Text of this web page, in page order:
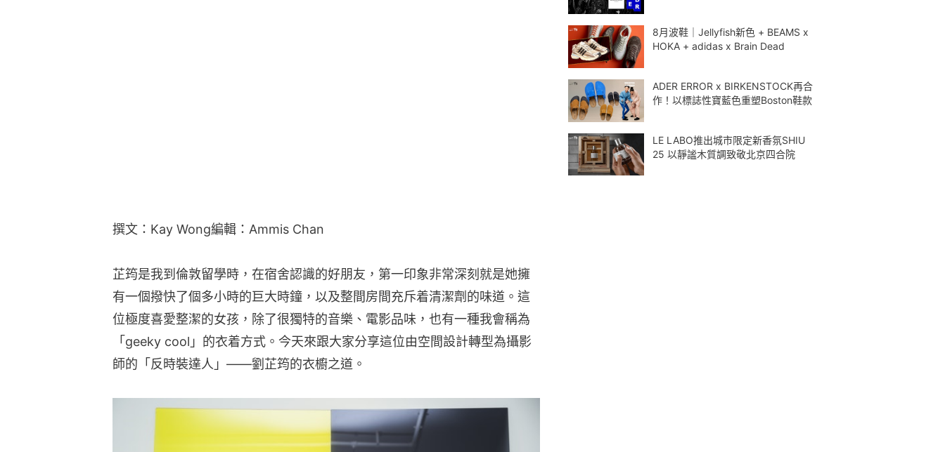
撰文：Kay Wong編輯：Ammis Chan
芷筠是我到倫敦留學時，在宿舍認識的好朋友，第一印象非常深刻就是她擁
有一個撥快了個多小時的巨大時鐘，以及整間房間充斥着清潔劑的味道。這
位極度喜愛整潔的女孩，除了很獨特的音樂、電影品味，也有一種我會稱為
「geeky cool」的衣着方式。今天來跟大家分享這位由空間設計轉型為攝影
師的「反時裝達人」——劉芷筠的衣櫥之道。
8月波鞋｜Jellyfish新色 + BEAMS x
HOKA + adidas x Brain Dead
ADER ERROR x BIRKENSTOCK再合
作！以標誌性寶藍色重塑Boston鞋款
LE LABO推出城市限定新香氛SHIU
25 以靜謐木質調致敬北京四合院